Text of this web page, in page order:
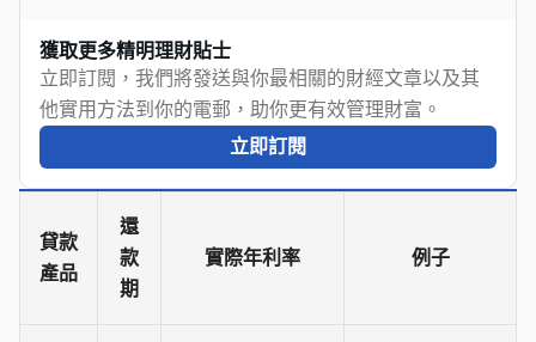
獲取更多精明理財貼士
立即訂閱，我們將發送與你最相關的財經文章以及其
他實用方法到你的電郵，助你更有效管理財富。
立即訂閱
貸款
產品
還
款
期
實際年利率 例子